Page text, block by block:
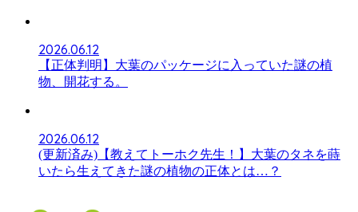
2026.06.12
【正体判明】大葉のパッケージに入っていた謎の植
物、開花する。
2026.06.12
(更新済み)【教えてトーホク先生！】大葉のタネを蒔
いたら生えてきた謎の植物の正体とは…？